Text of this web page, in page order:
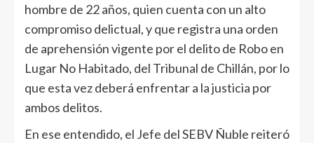
hombre de 22 años, quien cuenta con un alto
compromiso delictual, y que registra una orden
de aprehensión vigente por el delito de Robo en
Lugar No Habitado, del Tribunal de Chillán, por lo
que esta vez deberá enfrentar a la justicia por
ambos delitos.
En ese entendido, el Jefe del SEBV Ñuble reiteró